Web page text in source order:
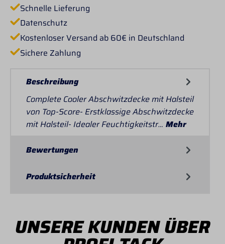
Schnelle Lieferung
Datenschutz
Kostenloser Versand ab 60€ in Deutschland
Sichere Zahlung
Beschreibung
Complete Cooler Abschwitzdecke mit Halsteil
von Top-Score- Erstklassige Abschwitzdecke
mit Halsteil- Idealer Feuchtigkeitstr… Mehr
Bewertungen
Produktsicherheit
UNSERE KUNDEN ÜBER